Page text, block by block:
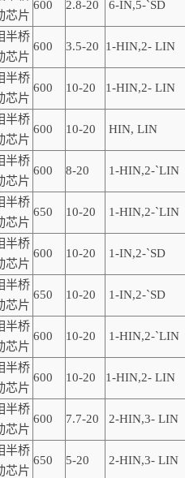
芯片
600 2.8-20 6-IN,5-`SD
半桥
芯片
600 3.5-20 1-HIN,2- LIN
半桥
芯片
600 10-20 1-HIN,2- LIN
半桥
芯片
600 10-20 HIN, LIN
半桥
芯片
600 8-20 1-HIN,2-`LIN
半桥
芯片
650 10-20 1-HIN,2-`LIN
半桥
芯片
600 10-20 1-IN,2-`SD
半桥
芯片
650 10-20 1-IN,2-`SD
半桥
芯片
600 10-20 1-HIN,2-`LIN
半桥
芯片
600 10-20 1-HIN,2- LIN
半桥
芯片
600 7.7-20 2-HIN,3- LIN
半桥
芯片
650 5-20 2-HIN,3- LIN